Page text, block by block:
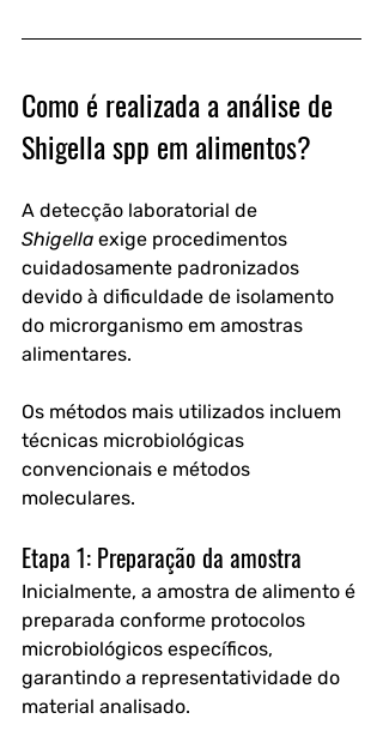
Como é realizada a análise de
Shigella spp em alimentos?
A detecção laboratorial de
Shigella exige procedimentos
cuidadosamente padronizados
devido à dificuldade de isolamento
do microrganismo em amostras
alimentares.
Os métodos mais utilizados incluem
técnicas microbiológicas
convencionais e métodos
moleculares.
Etapa 1: Preparação da amostra
Inicialmente, a amostra de alimento é
preparada conforme protocolos
microbiológicos específicos,
garantindo a representatividade do
material analisado.